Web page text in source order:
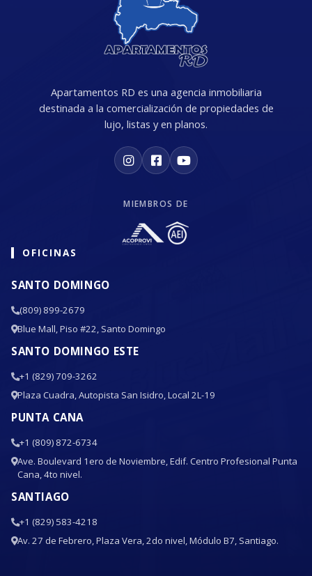
Apartamentos RD es una agencia inmobiliaria
destinada a la comercialización de propiedades de
lujo, listas y en planos.
MIEMBROS DE
OFICINAS
SANTO DOMINGO
(809) 899-2679
Blue Mall, Piso #22, Santo Domingo
SANTO DOMINGO ESTE
+1 (829) 709-3262
Plaza Cuadra, Autopista San Isidro, Local 2L-19
PUNTA CANA
+1 (809) 872-6734
Ave. Boulevard 1ero de Noviembre, Edif. Centro Profesional Punta
Cana, 4to nivel.
SANTIAGO
+1 (829) 583-4218
Av. 27 de Febrero, Plaza Vera, 2do nivel, Módulo B7, Santiago.